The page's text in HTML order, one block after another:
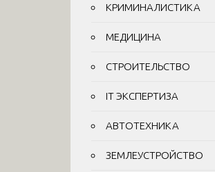
КРИМИНАЛИСТИКА
МЕДИЦИНА
СТРОИТЕЛЬСТВО
IT ЭКСПЕРТИЗА
АВТОТЕХНИКА
ЗЕМЛЕУСТРОЙСТВО